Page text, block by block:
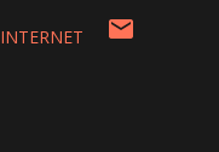
INTERNET